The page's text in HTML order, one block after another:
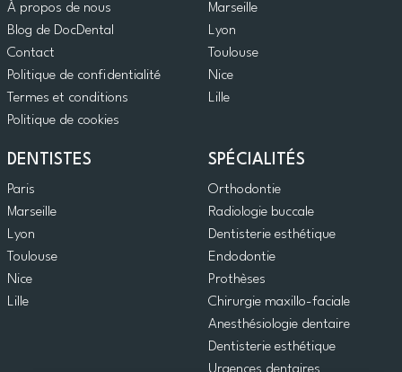
À propos de nous
Blog de DocDental
Contact
Politique de confidentialité
Termes et conditions
Politique de cookies
Marseille
Lyon
Toulouse
Nice
Lille
DENTISTES
Paris
Marseille
Lyon
Toulouse
Nice
Lille
SPÉCIALITÉS
Orthodontie
Radiologie buccale
Dentisterie esthétique
Endodontie
Prothèses
Chirurgie maxillo-faciale
Anesthésiologie dentaire
Dentisterie esthétique